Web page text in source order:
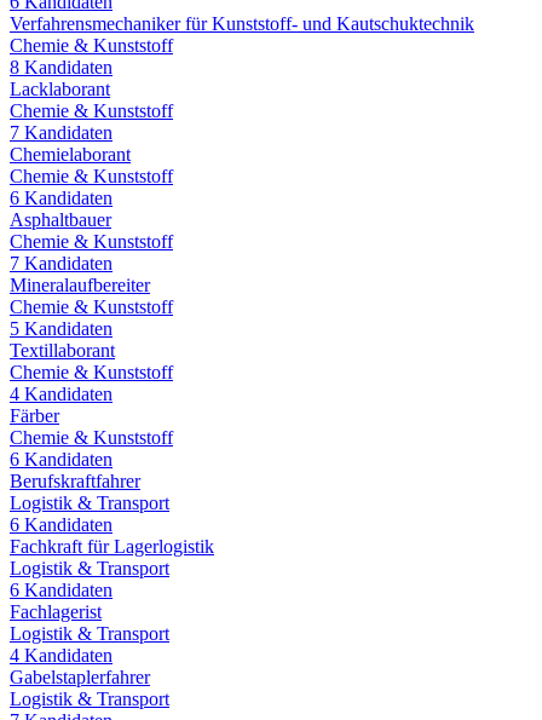
Verfahrensmechaniker für Kunststoff- und Kautschuktechnik
Chemie & Kunststoff
8 Kandidaten
Lacklaborant
Chemie & Kunststoff
7 Kandidaten
Chemielaborant
Chemie & Kunststoff
6 Kandidaten
Asphaltbauer
Chemie & Kunststoff
7 Kandidaten
Mineralaufbereiter
Chemie & Kunststoff
5 Kandidaten
Textillaborant
Chemie & Kunststoff
4 Kandidaten
Färber
Chemie & Kunststoff
6 Kandidaten
Berufskraftfahrer
Logistik & Transport
6 Kandidaten
Fachkraft für Lagerlogistik
Logistik & Transport
6 Kandidaten
Fachlagerist
Logistik & Transport
4 Kandidaten
Gabelstaplerfahrer
Logistik & Transport